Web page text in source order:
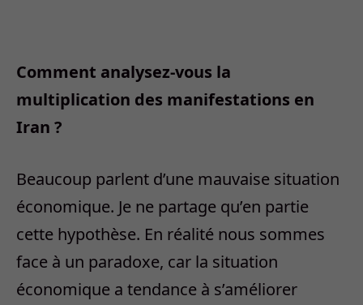
Comment analysez-vous la
multiplication des manifestations en
Iran ?
Beaucoup parlent d’une mauvaise situation
économique. Je ne partage qu’en partie
cette hypothèse. En réalité nous sommes
face à un paradoxe, car la situation
économique a tendance à s’améliorer